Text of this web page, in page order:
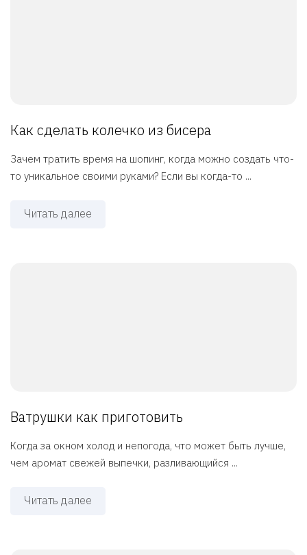
Как сделать колечко из бисера
Зачем тратить время на шопинг, когда можно создать что-
то уникальное своими руками? Если вы когда-то ...
Читать далее
Ватрушки как приготовить
Когда за окном холод и непогода, что может быть лучше,
чем аромат свежей выпечки, разливающийся ...
Читать далее